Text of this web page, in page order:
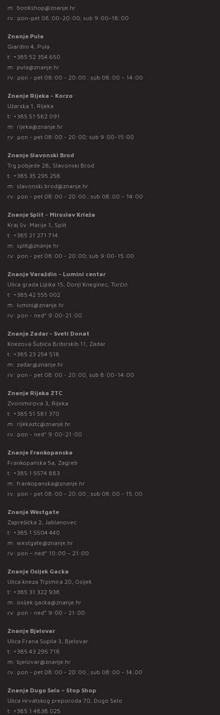
m: bookshop@znanje.hr
rv: pon-pet 08:00-20:00; sub 9:00-18:00
Znanje Pula
Giardini 4, Pula
t: +385 52 354 650
m: pula@znanje.hr
rv: pon - pet 08:00 - 20:00 ; sub 08:00 – 14:00
Znanje Rijeka - Korzo
Užarska 1, Rijeka
t: +385 51 582 091
m: rijeka@znanje.hr
rv: pon - pet 08:00 - 20:00; sub 9:00-15:00
Znanje Slavonski Brod
Trg pobjede 28, Slavonski Brod
t: +385 35 295 258
m: slavonski.brod@znanje.hr
rv: pon - pet 08:00 - 20:00 ; sub 08:00 – 14:00
Znanje Split - Miroslav Krleža
Kraj Sv. Marije 1, Split
t: +385 21 271 714
m: split@znanje.hr
rv: pon - pet 08:00 - 20:00; sub 9:00-15:00
Znanje Varaždin - Lumini centar
Ulica grada Lipika 15, Donji Kneginec, Turčin
t: +385 42 555 002
m: lumini@znanje.hr
rv: pon - ned* 9:00-21:00
Znanje Zadar - Sveti Donat
Knezova Šubića Bribirskih 11, Zadar
t: +385 23 254 518
m: zadar@znanje.hr
rv: pon - pet 08:00 - 20:00; sub 8:00-14:00
Znanje Rijeka ZTC
Zvonimirova 3, Rijeka
t: +385 51 581 370
m: rijekaztc@znanje.hr
rv: pon - ned* 9:00-21:00
Znanje Frankopanska
Frankopanska 5a, Zagreb
t: +385 1 5574 883
m: frankopanska@znanje.hr
rv: pon - pet 08:00 - 20:00 ; sub 08:00 - 15:00
Znanje Westgate
Zaprešićka 2, Jablanovec
t: +385 1 5504 440
m: westgate@znanje.hr
rv: pon – ned* 10:00 – 21:00
Znanje Osijek Gacka
Ulica kneza Trpimira 20, Osijek
t: +385 31 322 938
m: osijek.gacka@znanje.hr
rv: pon - ned* 9:00 - 21:00
Znanje Bjelovar
Ulica Frana Supila 3, Bjelovar
t: +385 43 295 718
m: bjelovar@znanje.hr
rv: pon - pet 08:00 - 20:00 ; sub 08:00 - 14:00
Znanje Dugo Selo – Stop Shop
Ulica Hrvatskog preporoda 70, Dugo Selo
t: +385 1 4838 025